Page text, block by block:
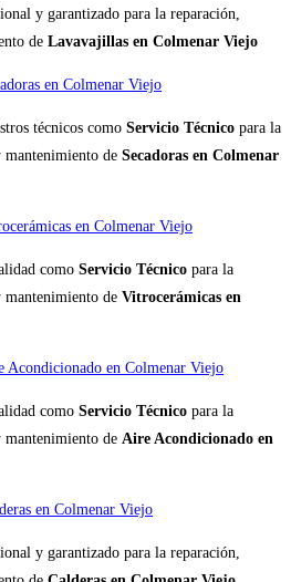
y garantizado para la reparación,
de Lavavajillas en Colmenar Viejo
en Colmenar Viejo
técnicos como Servicio Técnico para la
de Secadoras en Colmenar
en Colmenar Viejo
como Servicio Técnico para la
de Vitrocerámicas en
Acondicionado en Colmenar Viejo
como Servicio Técnico para la
de Aire Acondicionado en
en Colmenar Viejo
y garantizado para la reparación,